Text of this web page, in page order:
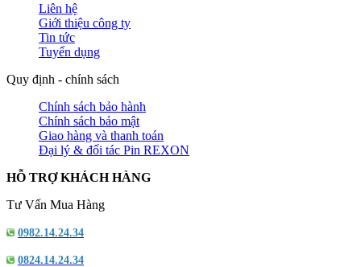
Liên hệ
Giới thiệu công ty
Tin tức
Tuyển dụng
Quy định - chính sách
Chính sách bảo hành
Chính sách bảo mật
Giao hàng và thanh toán
Đại lý & đối tác Pin REXON
HỖ TRỢ KHÁCH HÀNG
Tư Vấn Mua Hàng
0982.14.24.34
0824.14.24.34